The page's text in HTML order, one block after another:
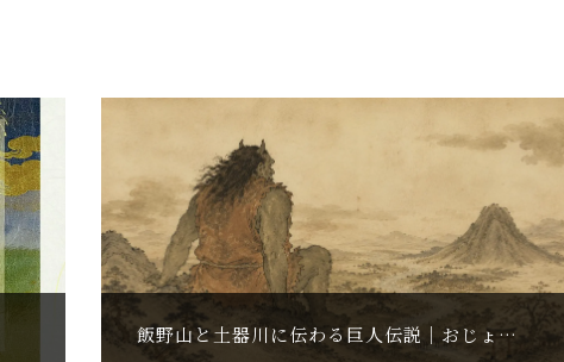
飯野山と土器川に伝わる巨人伝説｜おじょも・ダイダラボッチが語る讃岐の神話